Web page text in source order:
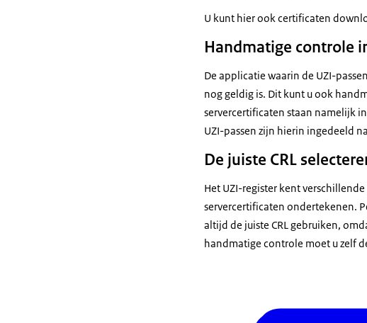
U kunt hier ook certificaten
Handmatige controle in
De applicatie waarin de UZI-
nog geldig is. Dit kunt u ook
servercertificaten staan namelijk
UZI-passen zijn hierin ingedeeld
De juiste CRL
Het UZI-register kent
servercertificaten ondertekenen.
altijd de juiste CRL gebruiken,
handmatige controle moet u zelf